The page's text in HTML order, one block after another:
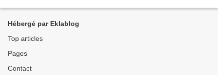
Hébergé par Eklablog
Top articles
Pages
Contact